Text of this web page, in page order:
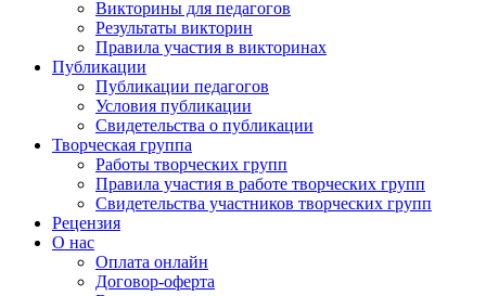
Викторины для педагогов
Результаты викторин
Правила участия в викторинах
Публикации
Публикации педагогов
Условия публикации
Свидетельства о публикации
Творческая группа
Работы творческих групп
Правила участия в работе творческих групп
Свидетельства участников творческих групп
Рецензия
О нас
Оплата онлайн
Договор-оферта